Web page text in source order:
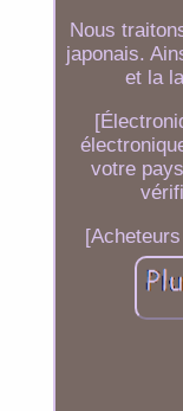
Nous
japonais.
et la
votre